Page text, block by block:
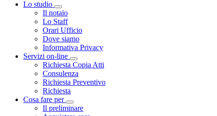
Lo studio
Toggle Dropdown
Il notaio
Lo Staff
Orari Ufficio
Dove siamo
Informativa Privacy
Servizi on-line
Toggle Dropdown
Richiesta Copia Atti
Consulenza
Richiesta Preventivo
Richiesta
Cosa fare per
Toggle Dropdown
Il preliminare